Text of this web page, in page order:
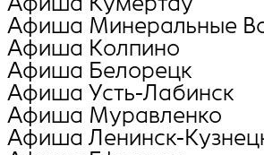
Афиша Минеральные
Афиша Колпино
Афиша Белорецк
Афиша Усть-Лабинск
Афиша Муравленко
Афиша Ленинск-